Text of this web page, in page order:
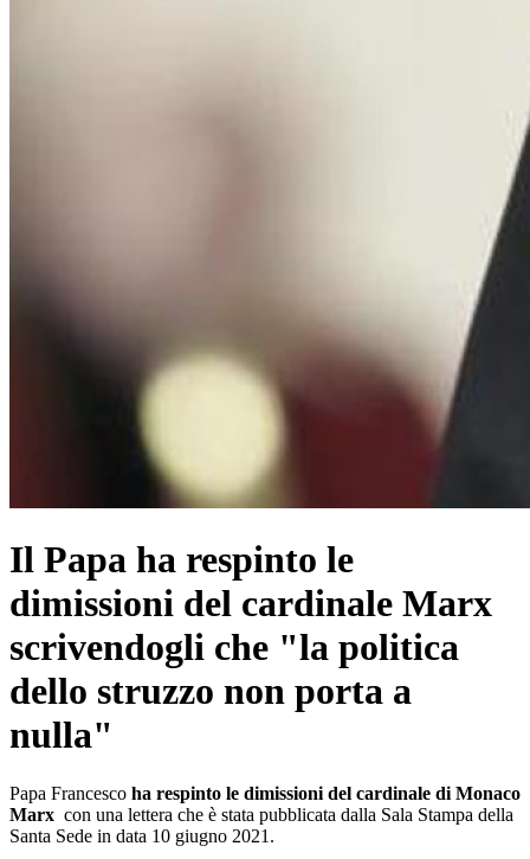
Il Papa ha respinto le
dimissioni del cardinale Marx
scrivendogli che "la politica
dello struzzo non porta a
nulla"
Papa Francesco ha respinto le dimissioni del cardinale di Monaco
Marx con una lettera che è stata pubblicata dalla Sala Stampa della
Santa Sede in data 10 giugno 2021.